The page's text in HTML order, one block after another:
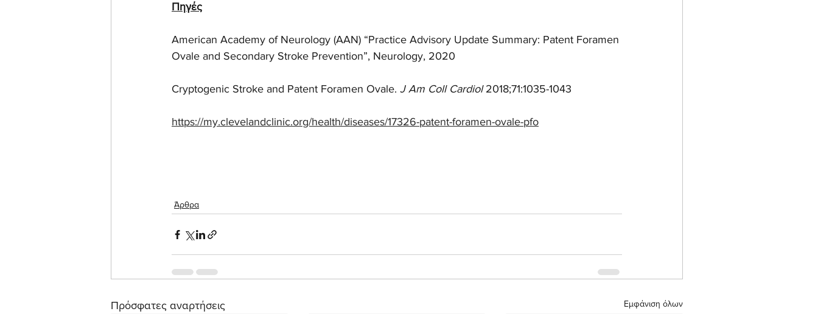
Πηγές
American Academy of Neurology (AAN) “Practice Advisory Update Summary: Patent Foramen
Ovale and Secondary Stroke Prevention”, Neurology, 2020
Cryptogenic Stroke and Patent Foramen Ovale. J Am Coll Cardiol 2018;71:1035-1043
https://my.clevelandclinic.org/health/diseases/17326-patent-foramen-ovale-pfo
Άρθρα
Πρόσφατες αναρτήσεις Εμφάνιση όλων